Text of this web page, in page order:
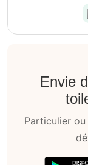
Envie
Particulier